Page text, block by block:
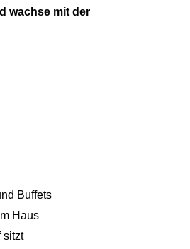
wachse mit der
Buffets
Haus
sitzt